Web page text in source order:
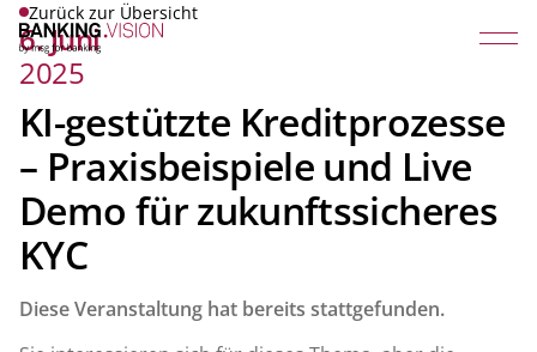
Zurück zur Übersicht
6. Juni
2025
KI-gestützte Kreditprozesse
– Praxisbeispiele und Live
Demo für zukunftssicheres
KYC
Diese Veranstaltung hat bereits stattgefunden.